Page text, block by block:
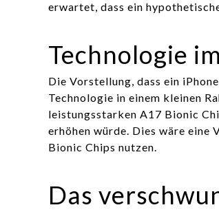
erwartet, dass ein
Technologie
Die Vorstellung, dass ein
Technologie in einem kleinen
leistungsstarken A17 Bionic
erhöhen würde. Dies wäre
Bionic Chips nutzen.
Das